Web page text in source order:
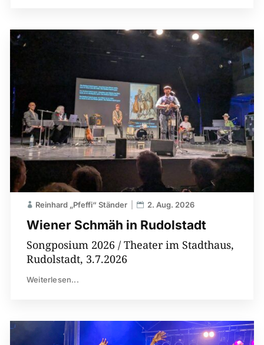
Wiener Schmäh in Rudolstadt
Reinhard „Pfeffi“ Ständer 2. Aug. 2026
Songposium 2026 / Theater im Stadthaus,
Rudolstadt, 3.7.2026
Weiterlesen...